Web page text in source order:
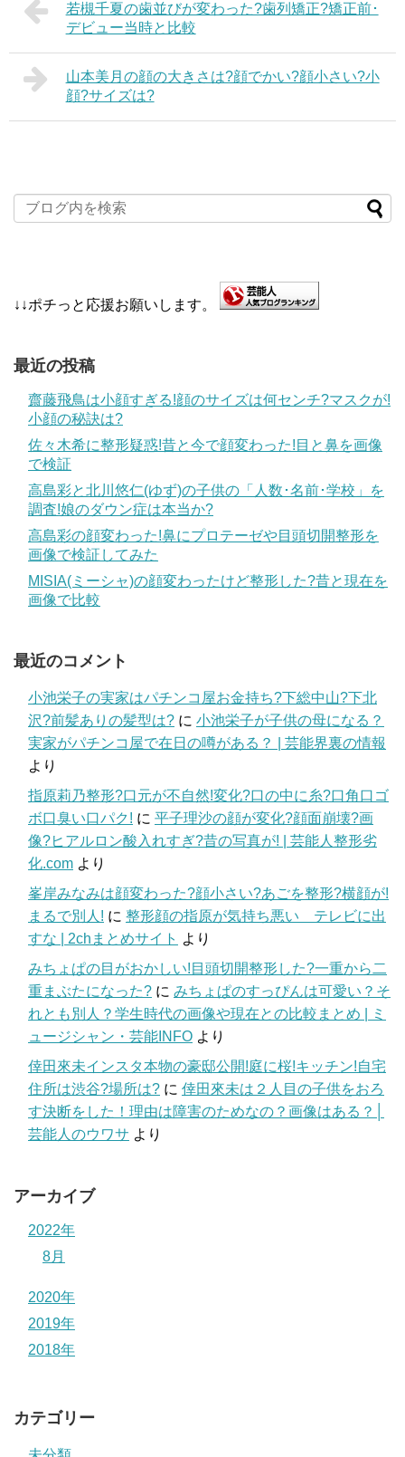
若槻千夏の歯並びが変わった?歯列矯正?矯正前･
デビュー当時と比較
山本美月の顔の大きさは?顔でかい?顔小さい?小
顔?サイズは?
↓↓ポチっと応援お願いします。
最近の投稿
齋藤飛鳥は小顔すぎる!顔のサイズは何センチ?マスクが!
小顔の秘訣は?
佐々木希に整形疑惑!昔と今で顔変わった!目と鼻を画像
で検証
高島彩と北川悠仁(ゆず)の子供の「人数･名前･学校」を
調査!娘のダウン症は本当か?
高島彩の顔変わった!鼻にプロテーゼや目頭切開整形を
画像で検証してみた
MISIA(ミーシャ)の顔変わったけど整形した?昔と現在を
画像で比較
最近のコメント
小池栄子の実家はパチンコ屋お金持ち?下総中山?下北
沢?前髪ありの髪型は? に 小池栄子が子供の母になる？
実家がパチンコ屋で在日の噂がある？ | 芸能界裏の情報
より
指原莉乃整形?口元が不自然!変化?口の中に糸?口角口ゴ
ボ口臭い口パク! に 平子理沙の顔が変化?顔面崩壊?画
像?ヒアルロン酸入れすぎ?昔の写真が! | 芸能人整形劣
化.com より
峯岸みなみは顔変わった?顔小さい?あごを整形?横顔が!
まるで別人! に 整形顔の指原が気持ち悪い テレビに出
すな | 2chまとめサイト より
みちょぱの目がおかしい!目頭切開整形した?一重から二
重まぶたになった? に みちょぱのすっぴんは可愛い？そ
れとも別人？学生時代の画像や現在との比較まとめ | ミ
ュージシャン・芸能INFO より
倖田來未インスタ本物の豪邸公開!庭に桜!キッチン!自宅
住所は渋谷?場所は? に 倖田來未は２人目の子供をおろ
す決断をした！理由は障害のためなの？画像はある？│
芸能人のウワサ より
アーカイブ
2022年
8月
2020年
2019年
2018年
カテゴリー